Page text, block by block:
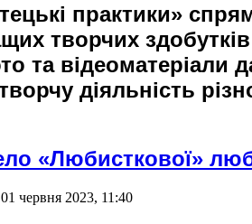
практики»
творчих
та відеоматеріали
діяльність
«Любисткової»
червня 2023, 11:40